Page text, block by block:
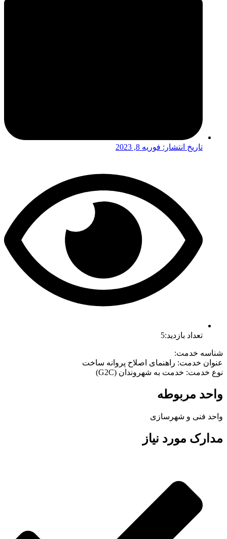
تاریخ انتشار: فوریه 8, 2023
تعداد بازدید:5
شناسه خدمت:
عنوان خدمت: راهنمای اصلاح پروانه ساخت
نوع خدمت: خدمت به شهروندان (G2C)
واحد مربوطه
واحد فنی و شهرسازی
مدارک مورد نیاز